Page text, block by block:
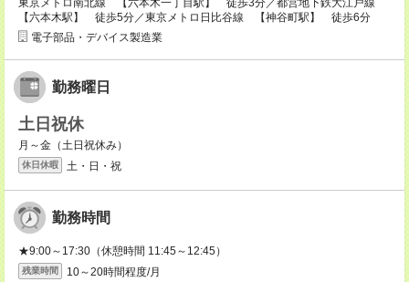
東京メトロ南北線 【六本木一丁目駅】 徒歩3分／都営地下鉄大江戸線
【六本木駅】 徒歩5分／東京メトロ日比谷線 【神谷町駅】 徒歩6分
電子部品・デバイス製造業
勤務曜日
土日祝休
月～金（土日祝休み）
休日休暇 土・日・祝
勤務時間
★9:00～17:30（休憩時間 11:45～12:45）
残業時間
10～20時間程度/月